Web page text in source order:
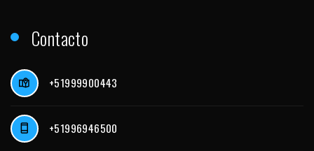
Contacto
+51999900443
+51996946500